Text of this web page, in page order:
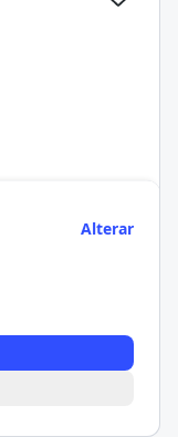
Alterar